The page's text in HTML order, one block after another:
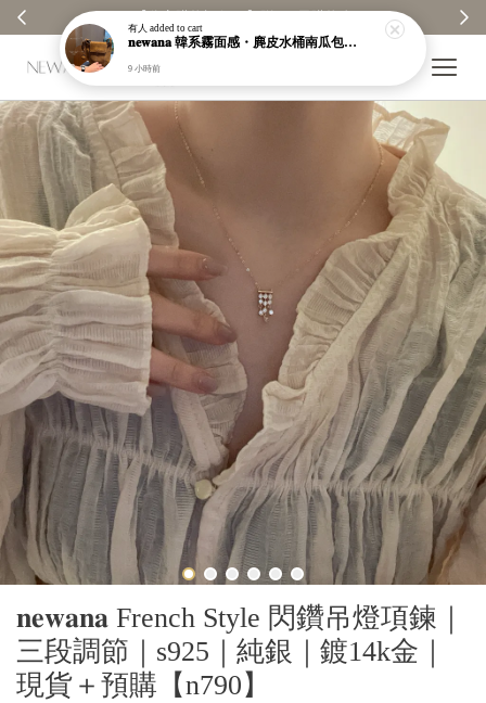
𝐧𝐞𝐰𝐚𝐧𝐚 French Style 閃鑽吊燈項鍊｜
三段調節｜s925｜純銀｜鍍14k金｜
現貨＋預購【n790】
有人 added to cart
𝐧𝐞𝐰𝐚𝐧𝐚 韓系霧面感・麂皮水桶南瓜包｜通勤日常包｜高級皮革｜現貨＋預購【nk62】
9 小時前